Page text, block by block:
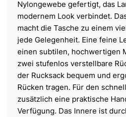
Nylongewebe gefertigt, das
modernem Look verbindet.
macht die Tasche zu einem
jede Gelegenheit. Eine feine
einen subtilen, hochwertigen
zwei stufenlos verstellbare
der Rucksack bequem und
Rücken tragen. Für den
zusätzlich eine praktische
Verfügung. Das Innere ist